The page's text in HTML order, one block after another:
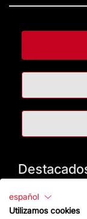
La Fundación
español
Utilizamos cookies